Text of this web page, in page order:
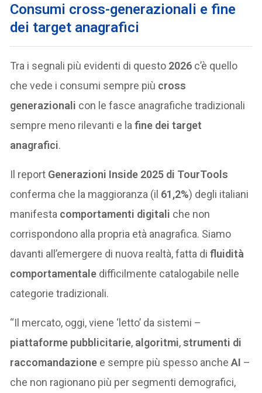
Consumi cross-generazionali e fine
dei target anagrafici
Tra i segnali più evidenti di questo 2026 c’è quello
che vede i consumi sempre più cross
generazionali con le fasce anagrafiche tradizionali
sempre meno rilevanti e lafine dei target
anagrafici.
Il report Generazioni Inside 2025 di TourTools
conferma che la maggioranza (il 61,2%) degli italiani
manifesta comportamenti digitali che non
corrispondono alla propria età anagrafica. Siamo
davanti all’emergere di nuova realtà, fatta difluidità
comportamentale difficilmente catalogabile nelle
categorie tradizionali.
“Il mercato, oggi, viene ‘letto’ da sistemi –
piattaforme pubblicitarie, algoritmi,strumenti di
raccomandazione e sempre più spesso ancheAI –
che non ragionano più per segmenti demografici,